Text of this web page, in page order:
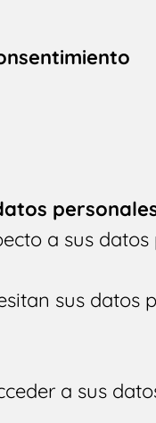
a sus datos
sus datos
a sus